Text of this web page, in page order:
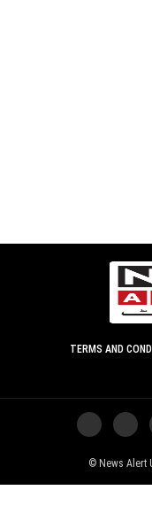
TERMS AND
News Alert